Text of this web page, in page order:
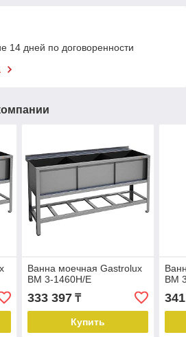
14 дней по договоренности
Ванна моечная Gastrolux
ВМ 3-1460Н/Е
333 397₸
Купить
ВМ